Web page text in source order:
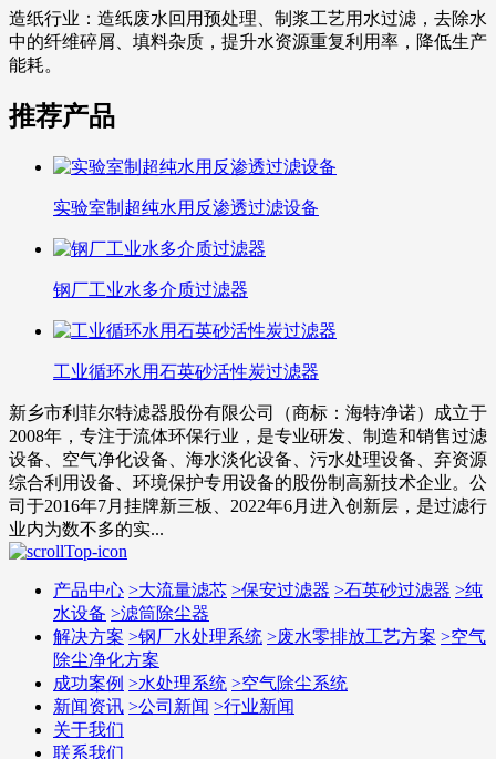
造纸行业：造纸废水回用预处理、制浆工艺用水过滤，去除水
中的纤维碎屑、填料杂质，提升水资源重复利用率，降低生产
能耗。
推荐产品
实验室制超纯水用反渗透过滤设备
钢厂工业水多介质过滤器
工业循环水用石英砂活性炭过滤器
新乡市利菲尔特滤器股份有限公司（商标：海特净诺）成立于
2008年，专注于流体环保行业，是专业研发、制造和销售过滤
设备、空气净化设备、海水淡化设备、污水处理设备、弃资源
综合利用设备、环境保护专用设备的股份制高新技术企业。公
司于2016年7月挂牌新三板、2022年6月进入创新层，是过滤行
业内为数不多的实...
产品中心 >大流量滤芯 >保安过滤器 >石英砂过滤器 >纯
水设备 >滤筒除尘器
解决方案 >钢厂水处理系统 >废水零排放工艺方案 >空气
除尘净化方案
成功案例 >水处理系统 >空气除尘系统
新闻资讯 >公司新闻 >行业新闻
关于我们
联系我们